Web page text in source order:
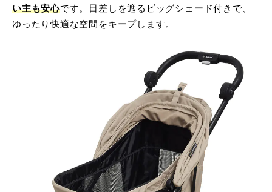
い主も安心です。日差しを遮るビッグシェード付きで、
ゆったり快適な空間をキープします。